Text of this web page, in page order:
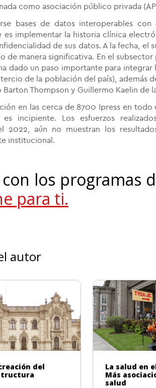
como asociación público privada
bases de datos interoperables
es implementar la historia clínica
de sus datos. A la fecha, el
de manera significativa. En el
dado un paso importante para integrar
de la población del país), además
Thompson y Guillermo Kaelin de
en las cerca de 8700 Ipress en todo
es incipiente. Los esfuerzos
2022, aún no muestran los
institucional.
los programas
para ti.
autor
del
La salud en
Más
salud